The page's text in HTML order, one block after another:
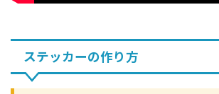
ステッカーの作り方